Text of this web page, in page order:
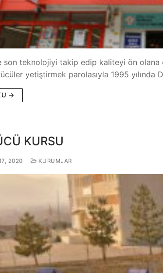
son teknolojiyi takip edip kaliteyi ön olana
yetiştirmek parolasıyla 1995 yılında
→
KURSU
2020 KURUMLAR